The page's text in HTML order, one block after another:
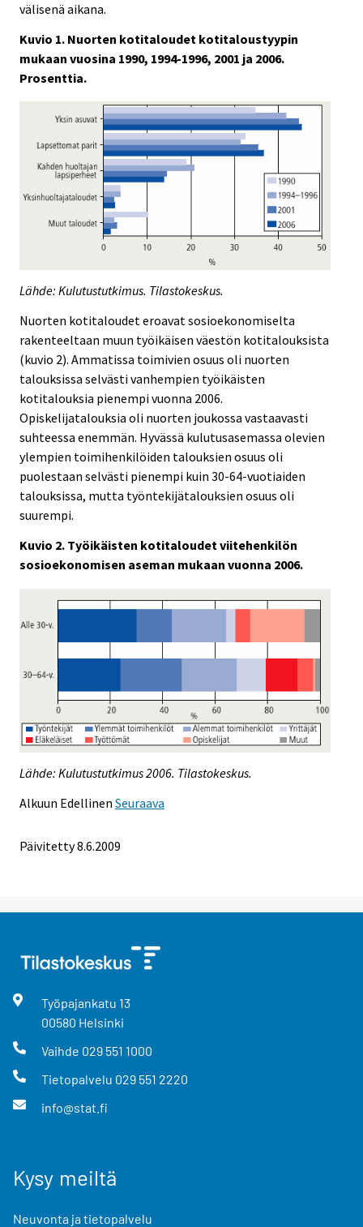
välisenä aikana.
Kuvio 1. Nuorten kotitaloudet kotitaloustyypin
mukaan vuosina 1990, 1994-1996, 2001 ja 2006.
Prosenttia.
Lähde: Kulutustutkimus. Tilastokeskus.
Nuorten kotitaloudet eroavat sosioekonomiselta
rakenteeltaan muun työikäisen väestön kotitalouksista
(kuvio 2). Ammatissa toimivien osuus oli nuorten
talouksissa selvästi vanhempien työikäisten
kotitalouksia pienempi vuonna 2006.
Opiskelijatalouksia oli nuorten joukossa vastaavasti
suhteessa enemmän. Hyvässä kulutusasemassa olevien
ylempien toimihenkilöiden talouksien osuus oli
puolestaan selvästi pienempi kuin 30-64-vuotiaiden
talouksissa, mutta työntekijätalouksien osuus oli
suurempi.
Kuvio 2. Työikäisten kotitaloudet viitehenkilön
sosioekonomisen aseman mukaan vuonna 2006.
Lähde: Kulutustutkimus 2006. Tilastokeskus.
Alkuun Edellinen Seuraava
Päivitetty8.6.2009
Työpajankatu 13
00580 Helsinki
Vaihde 029 551 1000
Tietopalvelu 029 551 2220
info@stat.fi
Kysy meiltä
Neuvonta ja tietopalvelu